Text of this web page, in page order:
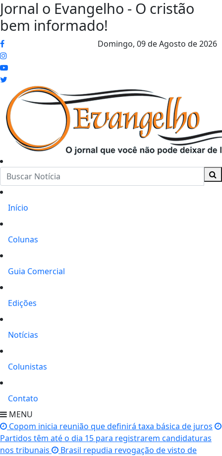
Jornal o Evangelho - O cristão
bem informado!
Domingo, 09 de Agosto de 2026
Início
Colunas
Guia Comercial
Edições
Notícias
Colunistas
Contato
MENU
Copom inicia reunião que definirá taxa básica de juros
Partidos têm até o dia 15 para registrarem candidaturas
nos tribunais
Brasil repudia revogação de visto de